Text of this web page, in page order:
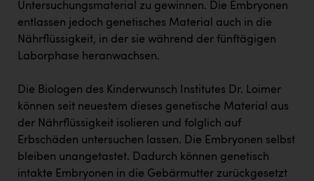
Kleider Bauer
Kremsmüller Anlagenbau GmbH
Maximarkt
Oldtimer Raststationen und Motorhotels
Österreichischer Kachelofenverband
Orlen
Passage Linz
Untersuchungsmaterial zu gewinnen. Die Embryonen
entlassen jedoch genetisches Material auch in die
Nährflüssigkeit, in der sie während der fünftägigen
Laborphase heranwachsen.
Die Biologen des Kinderwunsch Institutes Dr. Loimer
können seit neuestem dieses genetische Material aus
der Nährflüssigkeit isolieren und folglich auf
Erbschäden untersuchen lassen. Die Embryonen selbst
bleiben unangetastet. Dadurch können genetisch
intakte Embryonen in die Gebärmutter zurückgesetzt